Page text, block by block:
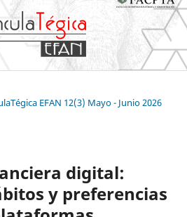
EFAN 12(3) Mayo - Junio 2026
digital:
y preferencias